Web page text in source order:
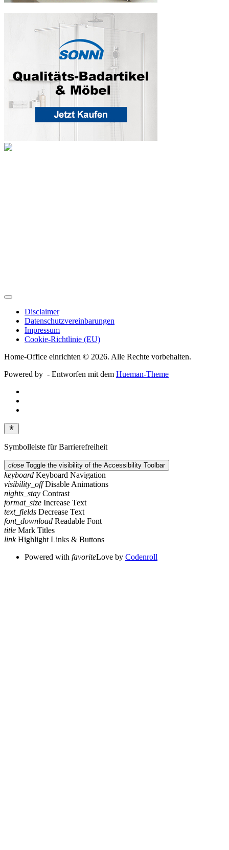
Disclaimer
Datenschutzvereinbarungen
Impressum
Cookie-Richtlinie (EU)
Home-Office einrichten © 2026. Alle Rechte vorbehalten.
Powered by - Entworfen mit dem Hueman-Theme
Symbolleiste für Barrierefreiheit
close Toggle the visibility of the Accessibility Toolbar
keyboard Keyboard Navigation
visibility_off Disable Animations
nights_stay Contrast
format_size Increase Text
text_fields Decrease Text
font_download Readable Font
title Mark Titles
link Highlight Links & Buttons
Powered with favoriteLove by Codenroll